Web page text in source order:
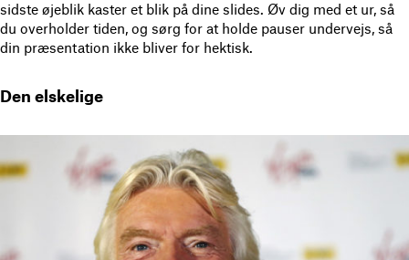
sidste øjeblik kaster et blik på dine slides. Øv dig med et ur, så
du overholder tiden, og sørg for at holde pauser undervejs, så
din præsentation ikke bliver for hektisk.
Den elskelige